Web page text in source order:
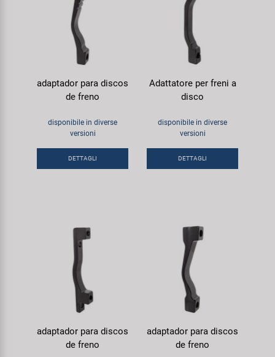
adaptador para discos
de freno
disponibile in diverse
versioni
DETTAGLI
Adattatore per freni a
disco
disponibile in diverse
versioni
DETTAGLI
adaptador para discos
de freno
adaptador para discos
de freno